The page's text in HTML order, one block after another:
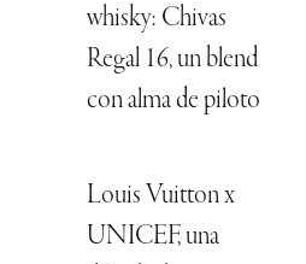
whisky: Chivas
Regal 16, un blend
con alma de piloto
Louis Vuitton x
UNICEF, una